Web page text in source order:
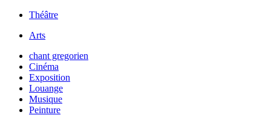
Théâtre
Arts
chant gregorien
Cinéma
Exposition
Louange
Musique
Peinture